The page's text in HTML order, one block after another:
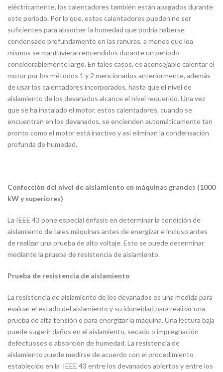
eléctricamente, los calentadores también están apagados durante
este período. Por lo que, estos calentadores pueden no ser
suficientes para absorber la humedad que podría haberse
condensado profundamente en las ranuras, a menos que loa
mismos se mantuvieran encendidos durante un período
considerablemente largo. En tales casos, es aconsejable calentar el
motor por los métodos 1 y 2 mencionados anteriormente, además
de usar los calentadores incorporados, hasta que el nivel de
aislamiento de los devanados alcance el nivel requerido. Una vez
que se ha instalado el motor, estos calentadores, cuando se
encuentran en los devanados, se encienden automáticamente tan
pronto como el motor está inactivo y así eliminan la condensación
profunda de humedad.
Confección del nivel de aislamiento en máquinas grandes (1000
kW y superiores)
La IEEE 43 pone especial énfasis en determinar la condición de
aislamiento de tales máquinas antes de energizar e incluso antes
de realizar una prueba de alto voltaje. Esto se puede determinar
mediante la prueba de resistencia de aislamiento.
Prueba de resistencia de aislamiento
La resistencia de aislamiento de los devanados es una medida para
evaluar el estado del aislamiento y su idoneidad para realizar una
prueba de alta tensión o para energizar la máquina. Una lectura baja
puede sugerir daños en el aislamiento, secado o impregnación
defectuosos o absorción de humedad. La resistencia de
aislamiento puede medirse de acuerdo con el procedimiento
establecido en la IEEE 43 entre los devanados abiertos y entre los